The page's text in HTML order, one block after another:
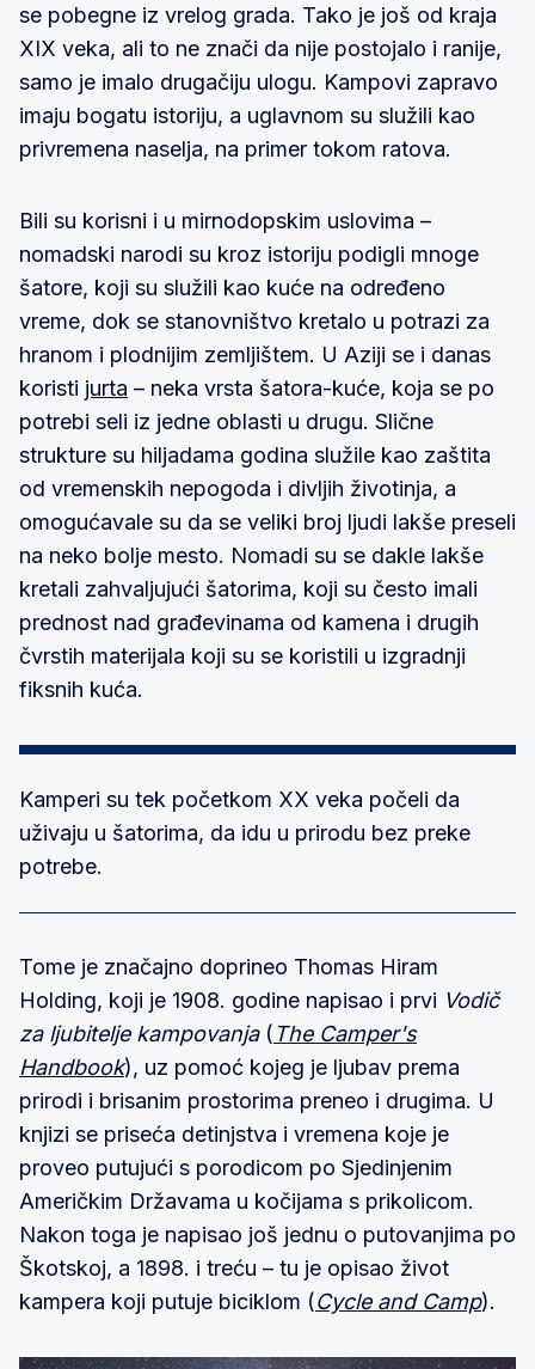
se pobegne iz vrelog grada. Tako je još od kraja
XIX veka, ali to ne znači da nije postojalo i ranije,
samo je imalo drugačiju ulogu. Kampovi zapravo
imaju bogatu istoriju, a uglavnom su služili kao
privremena naselja, na primer tokom ratova.
Bili su korisni i u mirnodopskim uslovima –
nomadski narodi su kroz istoriju podigli mnoge
šatore, koji su služili kao kuće na određeno
vreme, dok se stanovništvo kretalo u potrazi za
hranom i plodnijim zemljištem. U Aziji se i danas
koristi jurta – neka vrsta šatora-kuće, koja se po
potrebi seli iz jedne oblasti u drugu. Slične
strukture su hiljadama godina služile kao zaštita
od vremenskih nepogoda i divljih životinja, a
omogućavale su da se veliki broj ljudi lakše preseli
na neko bolje mesto. Nomadi su se dakle lakše
kretali zahvaljujući šatorima, koji su često imali
prednost nad građevinama od kamena i drugih
čvrstih materijala koji su se koristili u izgradnji
fiksnih kuća.
Kamperi su tek početkom XX veka počeli da
uživaju u šatorima, da idu u prirodu bez preke
potrebe.
Tome je značajno doprineo Thomas Hiram
Holding, koji je 1908. godine napisao i prvi Vodič
za ljubitelje kampovanja( The Camper's
Handbook), uz pomoć kojeg je ljubav prema
prirodi i brisanim prostorima preneo i drugima. U
knjizi se priseća detinjstva i vremena koje je
proveo putujući s porodicom po Sjedinjenim
Američkim Državama u kočijama s prikolicom.
Nakon toga je napisao još jednu o putovanjima po
Škotskoj, a 1898. i treću – tu je opisao život
kampera koji putuje biciklom (Cycle and Camp).